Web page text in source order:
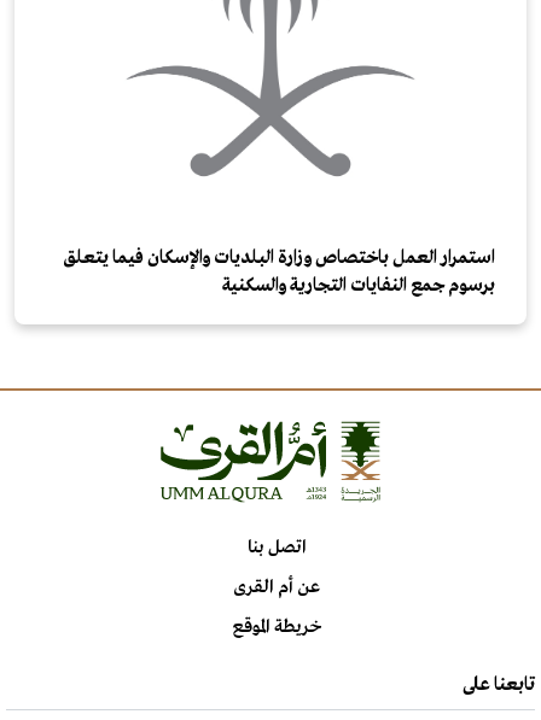
استمرار العمل باختصاص وزارة البلديات والإسكان فيما يتعلق
برسوم جمع النفايات التجارية والسكنية
اتصل بنا
عن أم القرى
خريطة الموقع
تابعنا على